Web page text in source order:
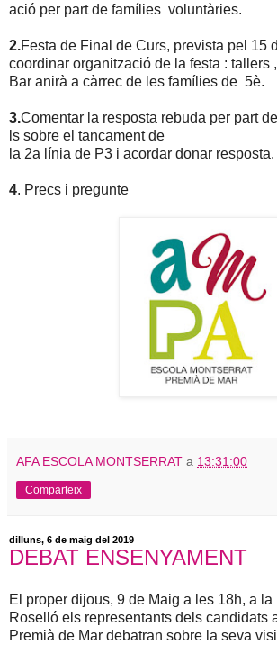
ació per part de famílies voluntàries.
2.Festa de Final de Curs, prevista pel 15
coordinar organització de la festa : tallers
Bar anirà a càrrec de les famílies de 5è.
3.Comentar la resposta rebuda per part
ls sobre el tancament de
la 2a línia de P3 i acordar donar resposta.
4. Precs i pregunte
AFA ESCOLA MONTSERRAT a 13:31:00
Comparteix
dilluns, 6 de maig del 2019
DEBAT ENSENYAMENT
El proper dijous, 9 de Maig a les 18h, a
Roselló els representants dels candidats
Premià de Mar debatran sobre la seva